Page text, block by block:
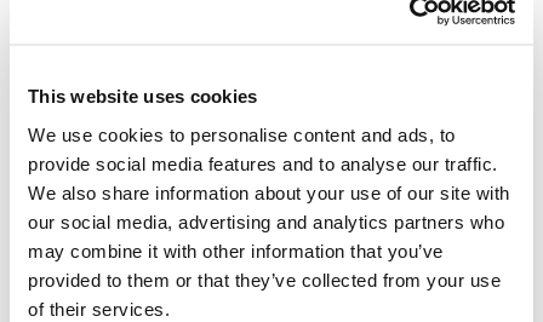
This website uses cookies
We use cookies to personalise content and ads, to
provide social media features and to analyse our traffic.
We also share information about your use of our site with
our social media, advertising and analytics partners who
may combine it with other information that you’ve
provided to them or that they’ve collected from your use
of their services.
odmor prilagođen vašim željama
više od 40 godina tradicije
usluga 24/7
zajamčeno 100% zadovoljstvo
Sigurna rezervacija